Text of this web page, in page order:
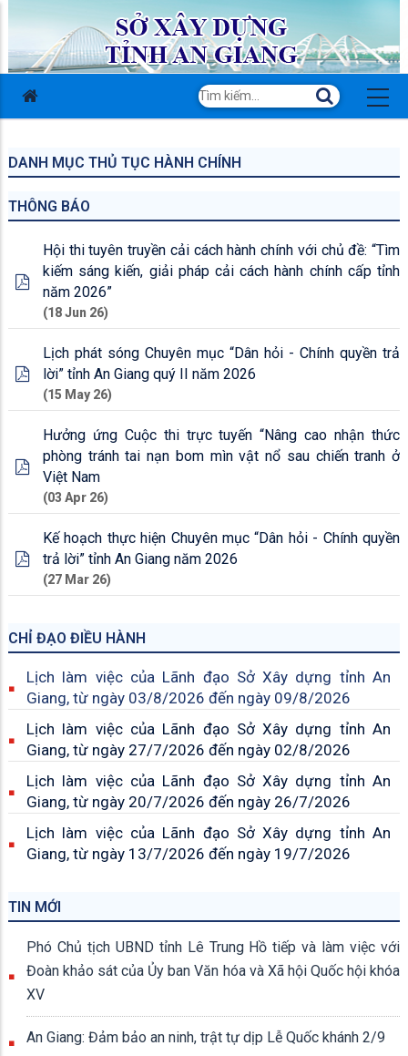
DANH MỤC THỦ TỤC HÀNH CHÍNH
THÔNG BÁO
Hội thi tuyên truyền cải cách hành chính với chủ đề: “Tìm
kiếm sáng kiến, giải pháp cải cách hành chính cấp tỉnh
năm 2026”
(18 Jun 26)
Lịch phát sóng Chuyên mục “Dân hỏi - Chính quyền trả
lời” tỉnh An Giang quý II năm 2026
(15 May 26)
Hưởng ứng Cuộc thi trực tuyến “Nâng cao nhận thức
phòng tránh tai nạn bom mìn vật nổ sau chiến tranh ở
Việt Nam
(03 Apr 26)
Kế hoạch thực hiện Chuyên mục “Dân hỏi - Chính quyền
trả lời” tỉnh An Giang năm 2026
(27 Mar 26)
CHỈ ĐẠO ĐIỀU HÀNH
Lịch làm việc của Lãnh đạo Sở Xây dựng tỉnh An
Giang, từ ngày 03/8/2026 đến ngày 09/8/2026
Lịch làm việc của Lãnh đạo Sở Xây dựng tỉnh An
Giang, từ ngày 27/7/2026 đến ngày 02/8/2026
Lịch làm việc của Lãnh đạo Sở Xây dựng tỉnh An
Giang, từ ngày 20/7/2026 đến ngày 26/7/2026
Lịch làm việc của Lãnh đạo Sở Xây dựng tỉnh An
Giang, từ ngày 13/7/2026 đến ngày 19/7/2026
TIN MỚI
Phó Chủ tịch UBND tỉnh Lê Trung Hồ tiếp và làm việc với
Đoàn khảo sát của Ủy ban Văn hóa và Xã hội Quốc hội khóa
XV
An Giang: Đảm bảo an ninh, trật tự dịp Lễ Quốc khánh 2/9